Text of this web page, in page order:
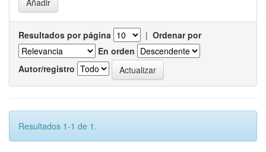
Resultados por página | Ordenar por
En orden
Autor/registro
Resultados 1-1 de 1.